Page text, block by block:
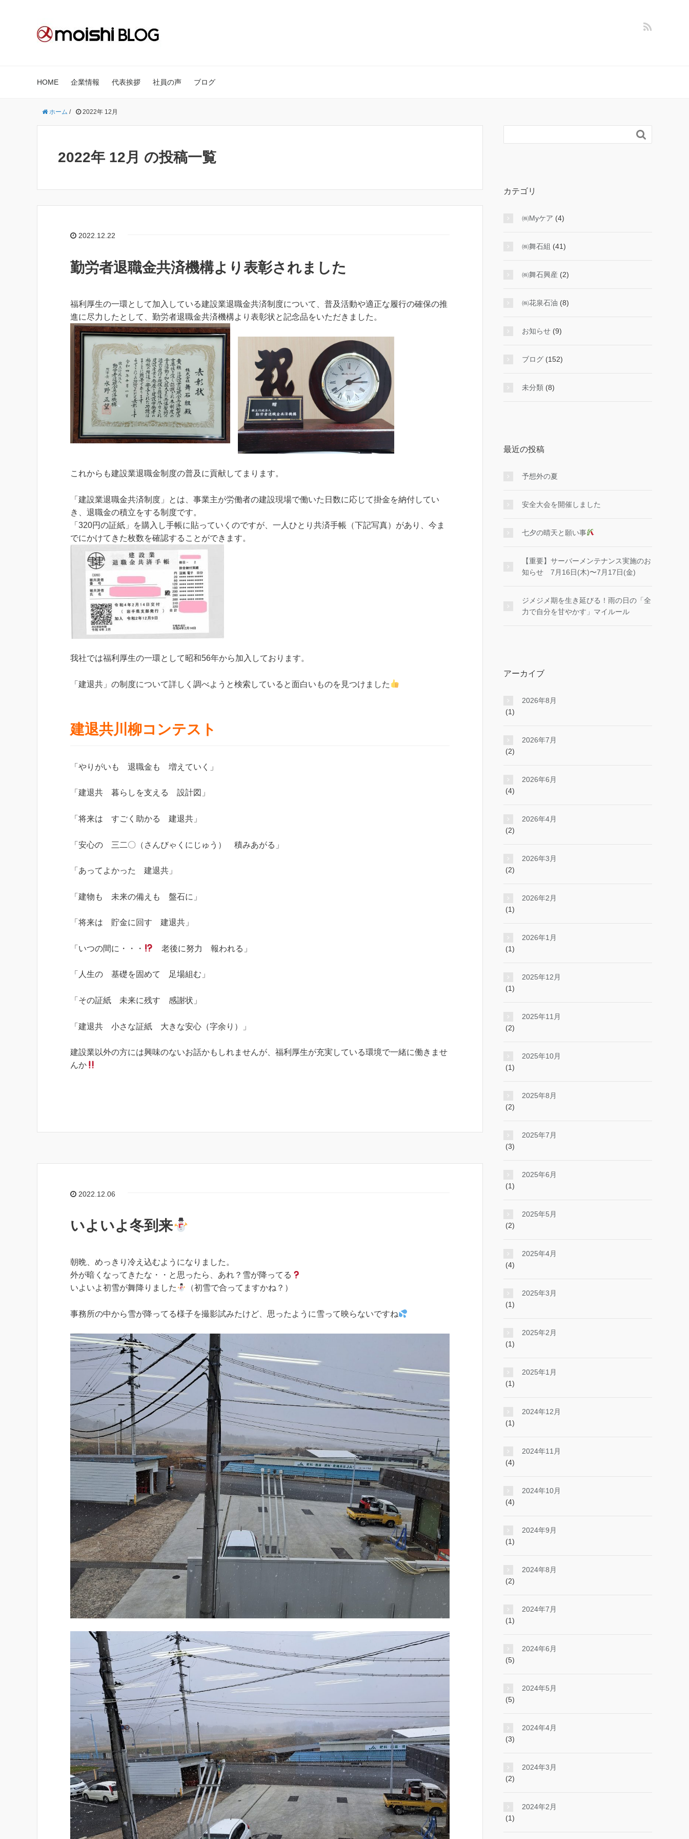
HOME 企業情報 代表挨拶 社員の声 ブログ
ホーム / 2022年 12月
2022年 12月 の投稿一覧
2022.12.22
勤労者退職金共済機構より表彰されました
福利厚生の一環として加入している建設業退職金共済制度について、普及活動や適正な履行の確保の推
進に尽力したとして、勤労者退職金共済機構より表彰状と記念品をいただきました。
これからも建設業退職金制度の普及に貢献してまります。
「建設業退職金共済制度」とは、事業主が労働者の建設現場で働いた日数に応じて掛金を納付してい
き、退職金の積立をする制度です。
「320円の証紙」を購入し手帳に貼っていくのですが、一人ひとり共済手帳（下記写真）があり、今ま
でにかけてきた枚数を確認することができます。
我社では福利厚生の一環として昭和56年から加入しております。
「建退共」の制度について詳しく調べようと検索していると面白いものを見つけました
建退共川柳コンテスト
「やりがいも 退職金も 増えていく」
「建退共 暮らしを支える 設計図」
「将来は すごく助かる 建退共」
「安心の 三二〇（さんびゃくにじゅう） 積みあがる」
「あってよかった 建退共」
「建物も 未来の備えも 盤石に」
「将来は 貯金に回す 建退共」
「いつの間に・・・ 老後に努力 報われる」
「人生の 基礎を固めて 足場組む」
「その証紙 未来に残す 感謝状」
「建退共 小さな証紙 大きな安心（字余り）」
建設業以外の方には興味のないお話かもしれませんが、福利厚生が充実している環境で一緒に働きませ
んか
2022.12.06
いよいよ冬到来
朝晩、めっきり冷え込むようになりました。
外が暗くなってきたな・・と思ったら、あれ？雪が降ってる
いよいよ初雪が舞降りました
（初雪で合ってますかね？）
事務所の中から雪が降ってる様子を撮影試みたけど、思ったように雪って映らないですね

カテゴリ
㈱Myケア (4)
㈱舞石組 (41)
㈱舞石興産 (2)
㈱花泉石油 (8)
お知らせ (9)
ブログ (152)
未分類 (8)
最近の投稿
予想外の夏
安全大会を開催しました
七夕の晴天と願い事
【重要】サーバーメンテナンス実施のお
知らせ 7月16日(木)〜7月17日(金)
ジメジメ期を生き延びる！雨の日の「全
力で自分を甘やかす」マイルール
アーカイブ
2026年8月
(1)
2026年7月
(2)
2026年6月
(4)
2026年4月
(2)
2026年3月
(2)
2026年2月
(1)
2026年1月
(1)
2025年12月
(1)
2025年11月
(2)
2025年10月
(1)
2025年8月
(2)
2025年7月
(3)
2025年6月
(1)
2025年5月
(2)
2025年4月
(4)
2025年3月
(1)
2025年2月
(1)
2025年1月
(1)
2024年12月
(1)
2024年11月
(4)
2024年10月
(4)
2024年9月
(1)
2024年8月
(2)
2024年7月
(1)
2024年6月
(5)
2024年5月
(5)
2024年4月
(3)
2024年3月
(2)
2024年2月
(1)